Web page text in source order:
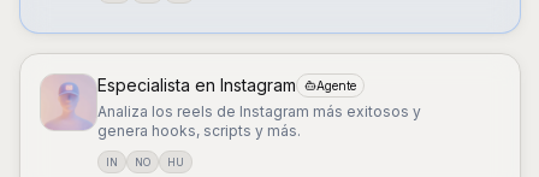
Especialista en Instagram Agente
Analiza los reels de Instagram más exitosos y
genera hooks, scripts y más.
IN NO HU